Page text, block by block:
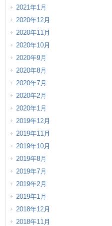
2021年1月
2020年12月
2020年11月
2020年10月
2020年9月
2020年8月
2020年7月
2020年2月
2020年1月
2019年12月
2019年11月
2019年10月
2019年8月
2019年7月
2019年2月
2019年1月
2018年12月
2018年11月